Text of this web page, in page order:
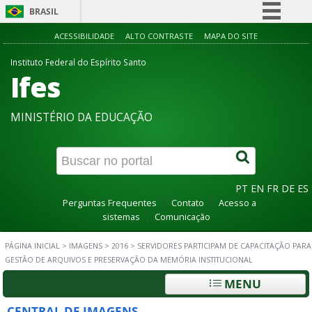
BRASIL
Simplifique!
Canais
ACESSIBILIDADE ALTO CONTRASTE MAPA DO SITE
Instituto Federal do Espírito Santo
Ifes
MINISTÉRIO DA EDUCAÇÃO
PT EN FR DE ES
Perguntas Frequentes Contato
Acesso a
sistemas
Comunicação
PÁGINA INICIAL > IMAGENS > 2016 > SERVIDORES PARTICIPAM DE CAPACITAÇÃO PARA
GESTÃO DE ARQUIVOS E PRESERVAÇÃO DA MEMÓRIA INSTITUCIONAL
MENU